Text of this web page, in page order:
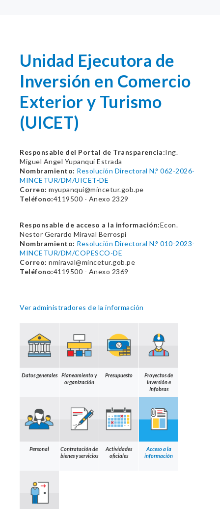
Unidad Ejecutora de
Inversión en Comercio
Exterior y Turismo
(UICET)
Responsable del Portal de Transparencia:Ing.
Miguel Angel Yupanqui Estrada
Nombramiento: Resolución Directoral N.° 062-2026-
MINCETUR/DM/UICET-DE
Correo: myupanqui@mincetur.gob.pe
Teléfono:4119500 - Anexo 2329
Responsable de acceso a la información:Econ.
Nestor Gerardo Miraval Berrospi
Nombramiento: Resolución Directoral N.° 010-2023-
MINCETUR/DM/COPESCO-DE
Correo: nmiraval@mincetur.gob.pe
Teléfono:4119500 - Anexo 2369
Ver administradores de la información
Datos generales
Planeamiento y
organización
Presupuesto
Proyectos de
inversión e
Infobras
Personal
Contratación de
bienes y servicios
Actividades
oficiales
Acceso a la
información